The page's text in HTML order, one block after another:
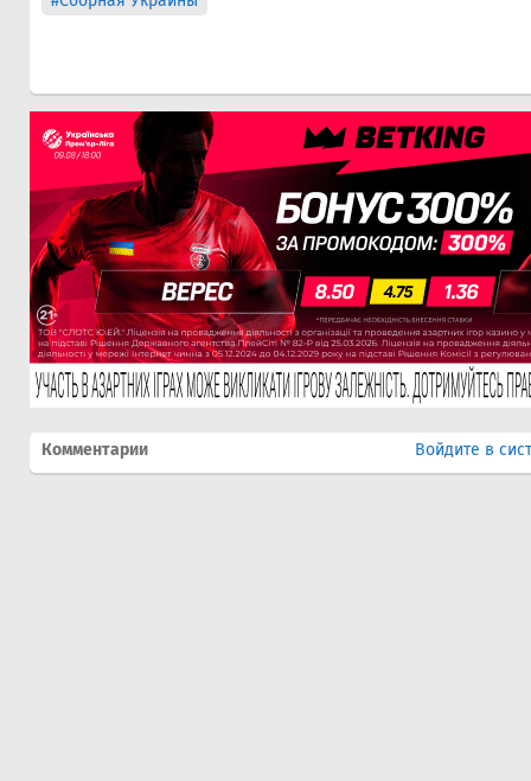
Комментарии Войдите в